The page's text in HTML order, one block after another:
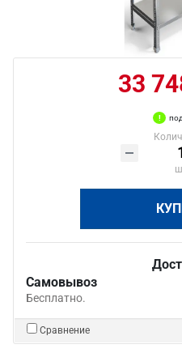
33
Самовывоз
Бесплатно.
Сравнение